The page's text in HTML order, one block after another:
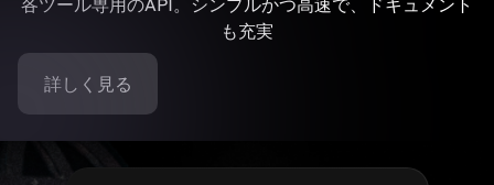
各ツール専用のAPI。シンプルかつ高速で、ドキュメント
も充実
詳しく見る